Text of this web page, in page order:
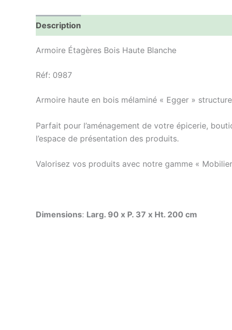
Description
Armoire Étagères Bois Haute Blanche
Réf: 0987
Armoire haute en bois mélaminé « Egger »
Parfait pour l’aménagement de votre épicerie,
l’espace de présentation des produits.
Valorisez vos produits avec notre gamme «
Dimensions: Larg. 90 x P. 37 x Ht. 200 cm